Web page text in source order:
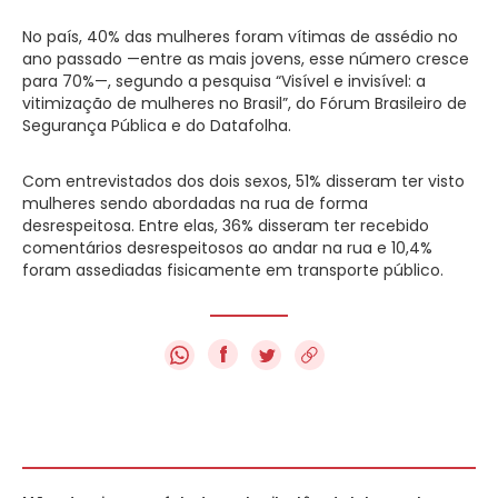
No país, 40% das mulheres foram vítimas de assédio no
ano passado —entre as mais jovens, esse número cresce
para 70%—, segundo a pesquisa “Visível e invisível: a
vitimização de mulheres no Brasil”, do Fórum Brasileiro de
Segurança Pública e do Datafolha.
Com entrevistados dos dois sexos, 51% disseram ter visto
mulheres sendo abordadas na rua de forma
desrespeitosa. Entre elas, 36% disseram ter recebido
comentários desrespeitosos ao andar na rua e 10,4%
foram assediadas fisicamente em transporte público.​
f